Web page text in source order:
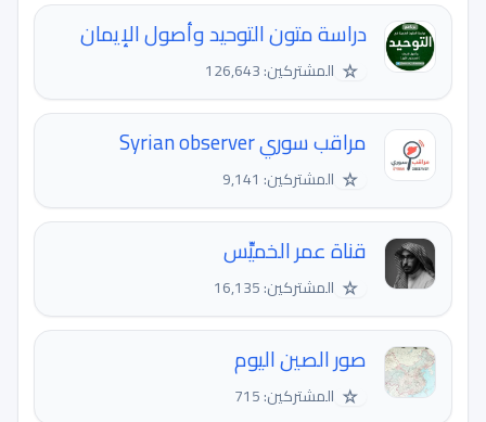
دراسة متون التوحيد وأصول الإيمان
☆ المشتركين: 126,643
مراقب سوري Syrian observer
☆ المشتركين: 9,141
قناة عمر الخميِّس
☆ المشتركين: 16,135
صور الصين اليوم
☆ المشتركين: 715